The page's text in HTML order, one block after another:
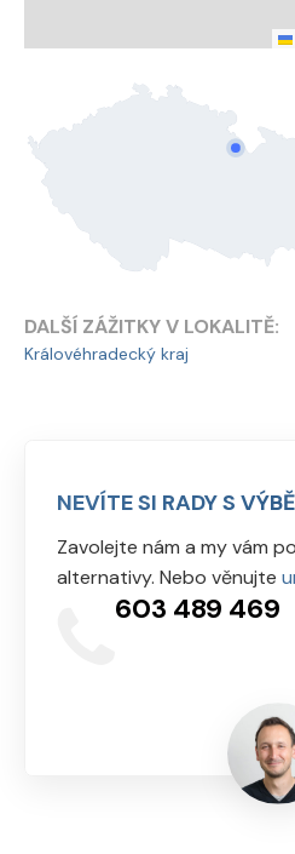
DALŠÍ ZÁŽITKY V LOKALITĚ:
Královéhradecký kraj
NEVÍTE SI RADY S
Zavolejte nám a my vám
alternativy. Nebo věnujte
603 489 469